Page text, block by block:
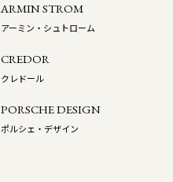
ARMIN STROM
アーミン・シュトローム
CREDOR
クレドール
PORSCHE DESIGN
ポルシェ・デザイン